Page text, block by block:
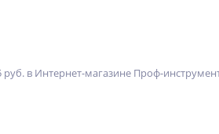
в Интернет-магазине Проф-